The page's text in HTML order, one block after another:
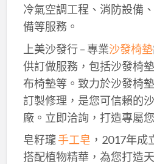
冷氣空調工程、消防設備
備等服務。
上美沙發行 – 專業沙發椅墊
供訂做服務，包括沙發椅
布椅墊等。致力於沙發椅
訂製修理，是您可信賴的
廠。立即洽詢，打造專屬
皂籽瓏手工皂 ，2017年成
搭配植物精華，為您打造